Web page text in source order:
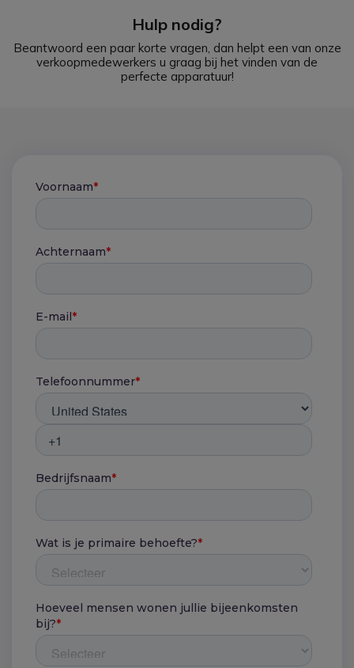
Hulp nodig?
Beantwoord een paar korte vragen, dan helpt een van onze
verkoopmedewerkers u graag bij het vinden van de
perfecte apparatuur!